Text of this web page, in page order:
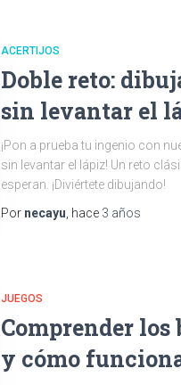
ACERTIJOS
Doble reto:
sin levantar el
¡Pon a prueba tu ingenio con
sin levantar el lápiz! Un reto
esperan. ¡Diviértete dibujando!
Por necayu , hace 3 años
JUEGOS
Comprender los
y cómo